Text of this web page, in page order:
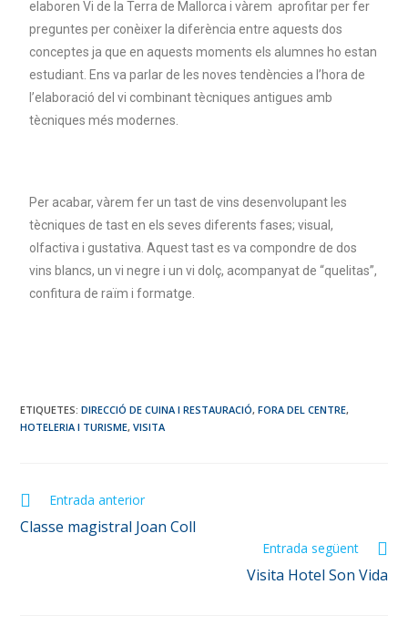
elaboren Vi de la Terra de Mallorca i vàrem aprofitar per fer
preguntes per conèixer la diferència entre aquests dos
conceptes ja que en aquests moments els alumnes ho estan
estudiant. Ens va parlar de les noves tendències a l’hora de
l’elaboració del vi combinant tècniques antigues amb
tècniques més modernes.
Per acabar, vàrem fer un tast de vins desenvolupant les
tècniques de tast en els seves diferents fases; visual,
olfactiva i gustativa. Aquest tast es va compondre de dos
vins blancs, un vi negre i un vi dolç, acompanyat de “quelitas”,
confitura de raïm i formatge.
ETIQUETES:DIRECCIÓ DE CUINA I RESTAURACIÓ, FORA DEL CENTRE,
HOTELERIA I TURISME, VISITA
Entrada anterior
Classe magistral Joan Coll
Entrada següent
Visita Hotel Son Vida